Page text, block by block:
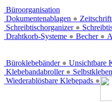
Büroorganisation
Dokumentenablagen ●
Schreibtischorganizer ●
Drahtkorb-Systeme ● Becher ●
Büroklebebänder ● Unsichtbare
Klebebandabroller ●
Wiederablösbare Klebepads ●